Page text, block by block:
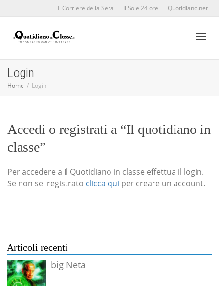
Il Corriere della Sera Il Sole 24 ore Quotidiano.net
Login
Home Login
Accedi o registrati a “Il quotidiano in
classe”
Per accedere a Il Quotidiano in classe effettua il login.
Se non sei registrato clicca qui per creare un account.
Articoli recenti
big Neta